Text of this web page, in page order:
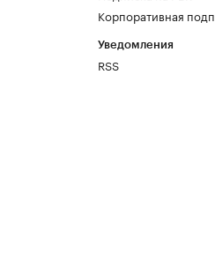
Корпоративная
Уведомления
RSS